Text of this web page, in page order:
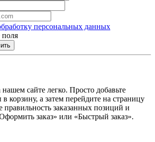
персональных данных
поля
сайте легко. Просто добавьте
корзину, а затем перейдите на страницу
правильность заказанных позиций и
заказ» или «Быстрый заказ».